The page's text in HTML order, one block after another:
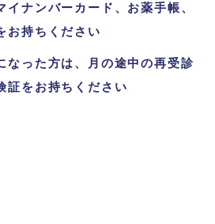
イナンバーカード、お薬手帳、
お持ちください
なった方は、月の途中の再受診
証をお持ちください